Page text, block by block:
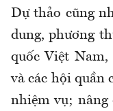
Dự thảo cũng
dung, phương
quốc Việt
và các hội quần
nhiệm vụ; nâng